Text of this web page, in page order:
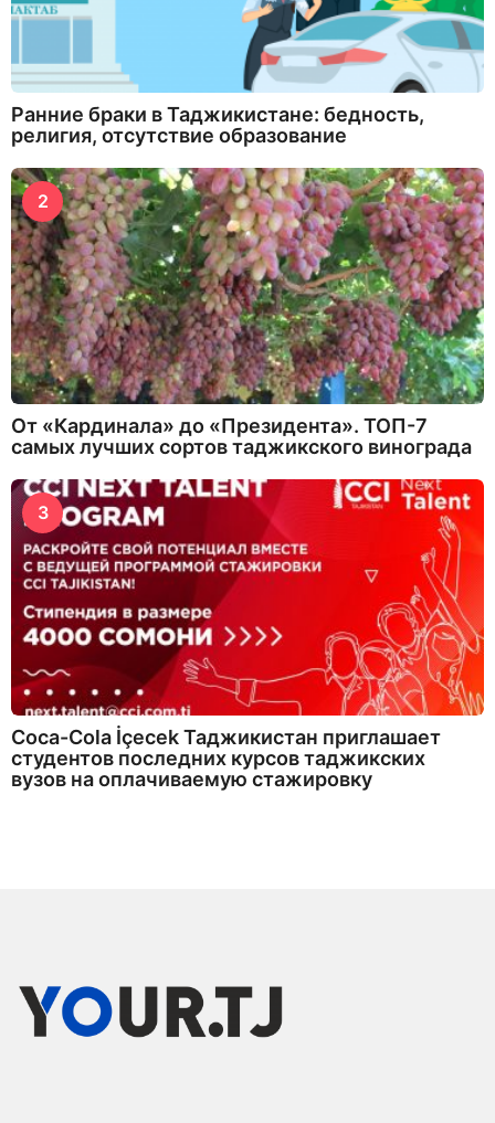
Ранние браки в Таджикистане: бедность,
религия, отсутствие образование
2
От «Кардинала» до «Президента». ТОП-7
самых лучших сортов таджикского винограда
3
Coca-Cola İçecek Таджикистан приглашает
студентов последних курсов таджикских
вузов на оплачиваемую стажировку